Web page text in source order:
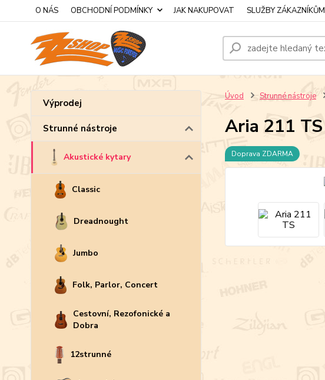
O NÁS OBCHODNÍ PODMÍNKY JAK NAKUPOVAT SLUŽBY ZÁKAZNÍKŮM
Výprodej
Strunné nástroje
Akustické kytary
Classic
Dreadnought
Jumbo
Folk, Parlor, Concert
Cestovní, Rezofonické a
Dobra
12strunné
Úvod Strunné nástroje
Aria 211 TS
Doprava ZDARMA